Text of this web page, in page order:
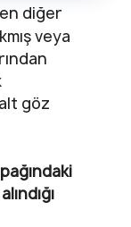
diğer
veya
göz